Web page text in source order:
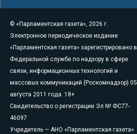
© «Парламентская газета», 2026 г.
Электронное периодическое издание
«Парламентская газета» зарегистрировано в
Федеральной службе по надзору в сфере
связи, информационных технологий и
массовых коммуникаций (Роскомнадзор) 05
августа 2011 года. 18+
Свидетельство о регистрации Эл № ФС77-
46097
Учредитель — АНО «Парламентская газета»